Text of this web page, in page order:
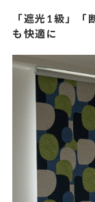
「遮光1級」
も快適に